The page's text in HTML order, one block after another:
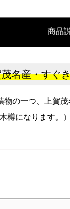
商品
名産・すぐ
物の一つ、上賀
樽になります。）